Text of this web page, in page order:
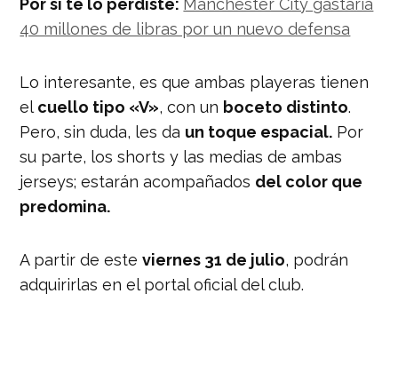
40 millones de libras por un nuevo defensa
Lo interesante, es que ambas playeras tienen
el cuello tipo «V», con un boceto distinto.
Pero, sin duda, les da un toque espacial. Por
su parte, los shorts y las medias de ambas
jerseys; estarán acompañados del color que
predomina.
A partir de esteviernes 31 de julio, podrán
adquirirlas en el portal oficial del club.